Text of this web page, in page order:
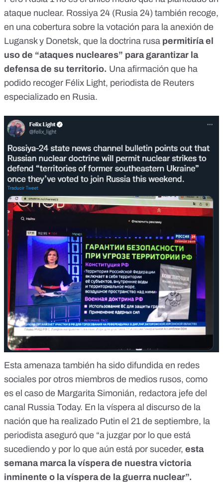
ataque nuclear. Rossiya 24 (Rusia 24) también recoge,
en una cobertura sobre la votación para la anexión de
Lugansk y Donetsk, que la doctrina rusa permitiría el
uso de “ataques nucleares” para garantizar la
defensa de su territorio. Una afirmación que ha
podido recoger Félix Light, periodista de Reuters
especializado en Rusia.
Esta amenaza también ha sido difundida en redes
sociales por otros miembros de medios rusos, como
es el caso de Margarita Simonián, redactora jefe del
canal Russia Today. En la víspera al discurso de la
nación que ha realizado Putin el 21 de septiembre, la
periodista aseguró que “a juzgar por lo que está
sucediendo y por lo que aún está por suceder, esta
semana marca la víspera de nuestra victoria
inminente o la víspera de la guerra nuclear”.